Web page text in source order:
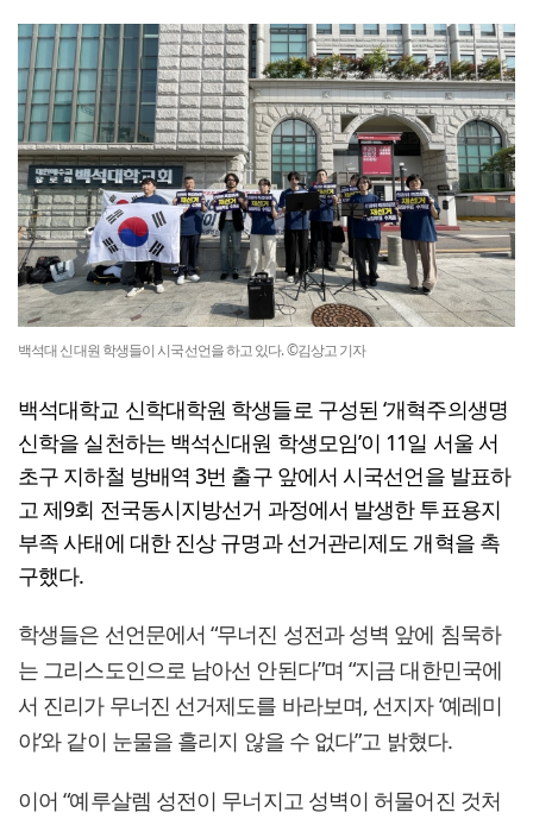
백석대 신대원 학생들이 시국선언을 하고 있다. ©김상고 기자
백석대학교 신학대학원 학생들로 구성된 ‘개혁주의생명
신학을 실천하는 백석신대원 학생모임’이 11일 서울 서
초구 지하철 방배역 3번 출구 앞에서 시국선언을 발표하
고 제9회 전국동시지방선거 과정에서 발생한 투표용지
부족 사태에 대한 진상 규명과 선거관리제도 개혁을 촉
구했다.
학생들은 선언문에서 “무너진 성전과 성벽 앞에 침묵하
는 그리스도인으로 남아선 안된다”며 “지금 대한민국에
서 진리가 무너진 선거제도를 바라보며, 선지자 ‘예레미
야’와 같이 눈물을 흘리지 않을 수 없다”고 밝혔다.
이어 “예루살렘 성전이 무너지고 성벽이 허물어진 것처